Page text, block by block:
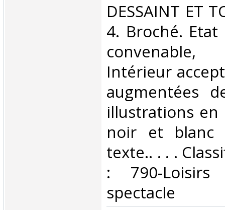
‎DESSAINT ET
4. Broché. Etat
Intérieur
augmentées
illustrations
noir et blanc
texte.. . . .
: 790-
spectacle‎